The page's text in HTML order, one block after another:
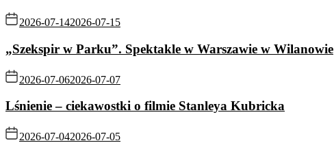
2026-07-142026-07-15
„Szekspir w Parku”. Spektakle w Warszawie w Wilanowie
2026-07-062026-07-07
Lśnienie – ciekawostki o filmie Stanleya Kubricka
2026-07-042026-07-05